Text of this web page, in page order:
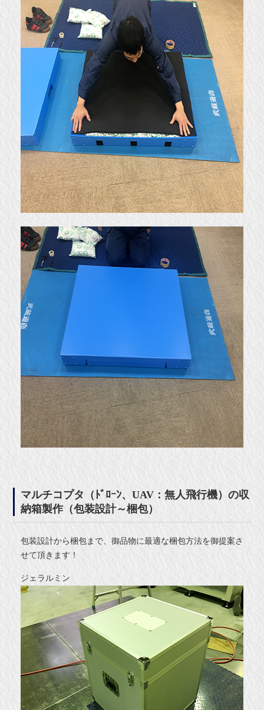
マルチコプタ（ﾄﾞﾛｰﾝ、UAV：無人飛行機）の収
納箱製作（包装設計～梱包）
包装設計から梱包まで、御品物に最適な梱包方法を御提案さ
せて頂きます！
ジェラルミン